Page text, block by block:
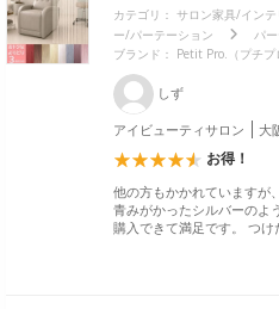
カテゴリ： サロン家具/イン
ー/パーテーション
パ
ブランド： Petit Pro.（プチプ
しず
アイビューティサロン 大
お得！
他の方もかかれていますが
青みがかったシルバーのよ
購入できて満足です。 つけ